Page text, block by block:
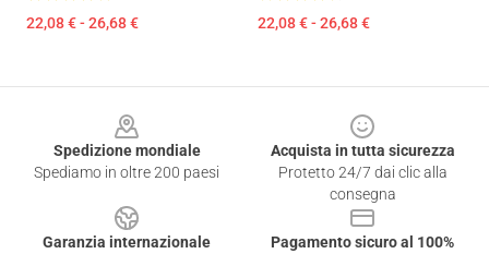
22,08 € - 26,68 € 22,08 € - 26,68 €
Spedizione mondiale
Spediamo in oltre 200 paesi
Acquista in tutta sicurezza
Protetto 24/7 dai clic alla
consegna
Garanzia internazionale
Pagamento sicuro al 100%